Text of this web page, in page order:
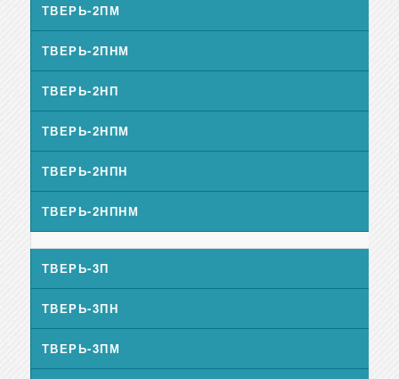
ТВЕРЬ-2ПМ
ТВЕРЬ-2ПНМ
ТВЕРЬ-2НП
ТВЕРЬ-2НПМ
ТВЕРЬ-2НПН
ТВЕРЬ-2НПНМ
ТВЕРЬ-3П
ТВЕРЬ-3ПН
ТВЕРЬ-3ПМ